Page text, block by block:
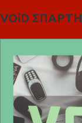
VOiD ΣΠΑΡΤΗ